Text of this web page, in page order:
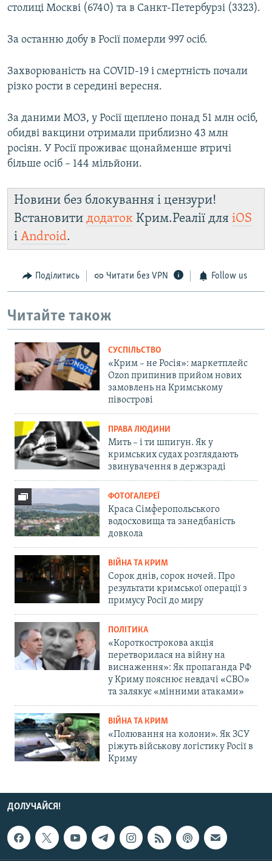
столиці Москві (6740) та в Санкт-Петербурзі (3323).
За останню добу в Росії померли 997 осіб.
Захворюваність на COVID-19 і смертність почали
різко рости в середині вересня.
За даними МОЗ, у Росії щеплено понад 51 млн осіб,
обидві вакцини отримали приблизно 43 млн
росіян. У Росії проживає щонайменше втричі
більше осіб – 144 мільйони.
Новини без блокування і цензури!
Встановити додаток Крим.Реалії для iOS
і Android.
Поділитись Читати без VPN Follow us
Читайте також
СУСПІЛЬСТВО
«Крим – не Росія»: маркетплейс
Ozon припинив прийом нових
замовлень на Кримському
півострові
ПРАВА ЛЮДИНИ
Мить – і ти шпигун. Як у
кримських судах розглядають
звинувачення в держзраді
ФОТОГАЛЕРЕЇ
Краса Сімферопольського
водосховища та занедбаність
довкола
ВІЙНА ТА КРИМ
Сорок днів, сорок ночей. Про
результати кримської операції з
примусу Росії до миру
ПОЛІТИКА
«Короткострокова акція
перетворилася на війну на
виснаження»: Як пропаганда РФ
у Криму пояснює невдачі «СВО»
та залякує «мінними атаками»
ВІЙНА ТА КРИМ
«Полювання на колони». Як ЗСУ
ріжуть військову логістику Росії в
Криму
ДОЛУЧАЙСЯ!